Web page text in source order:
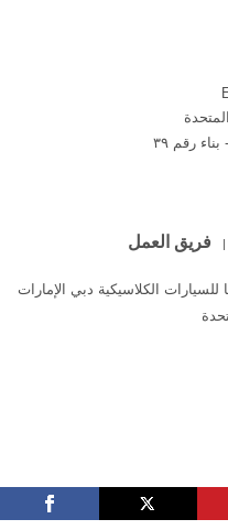
رقم ٣٩
فريق العمل
© - نوستالجيا للسيارات الكلاسيكية دبي الإمارات